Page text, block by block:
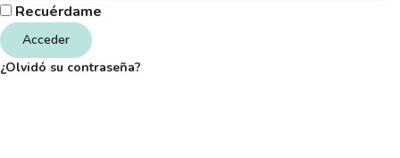
Recuérdame
Acceder
¿Olvidó su contraseña?